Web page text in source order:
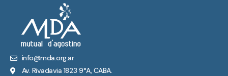
info@mda.org.ar
Av. Rivadavia 1823 9°A, CABA.